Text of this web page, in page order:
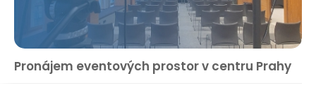
Pronájem eventových prostor v centru Prahy